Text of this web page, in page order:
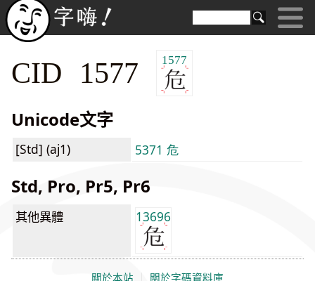
CID 1577 1577
Unicode文字
[Std] (aj1) 5371 危
Std, Pro, Pr5, Pr6
其他異體 13696
關於本站 關於字碼資料庫